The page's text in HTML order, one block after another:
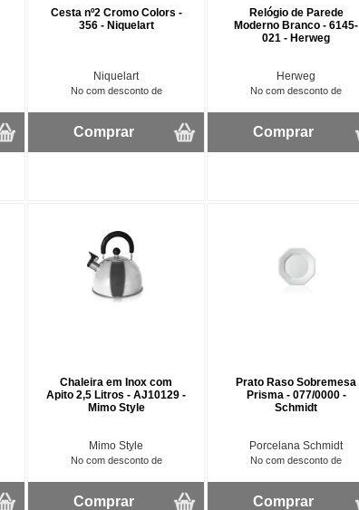
Cesta nº2 Cromo Colors -
356 - Niquelart
Niquelart
No com desconto de
Comprar
Relógio de Parede
Moderno Branco - 6145-
021 - Herweg
Herweg
No com desconto de
Comprar
Chaleira em Inox com
Apito 2,5 Litros - AJ10129 -
Mimo Style
Mimo Style
No com desconto de
Comprar
Prato Raso Sobremesa
Prisma - 077/0000 -
Schmidt
Porcelana Schmidt
No com desconto de
Comprar